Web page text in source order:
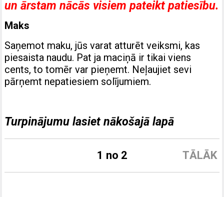
un ārstam nācās visiem pateikt patiesību.
Maks
Saņemot maku, jūs varat atturēt veiksmi, kas
piesaista naudu. Pat ja maciņā ir tikai viens
cents, to tomēr var pieņemt. Neļaujiet sevi
pārņemt nepatiesiem solījumiem.
Turpinājumu lasiet nākošajā lapā
TĀLĀK
1 no 2